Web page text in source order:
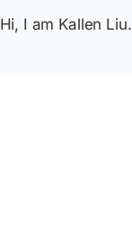
Hi, I am Kallen Liu.